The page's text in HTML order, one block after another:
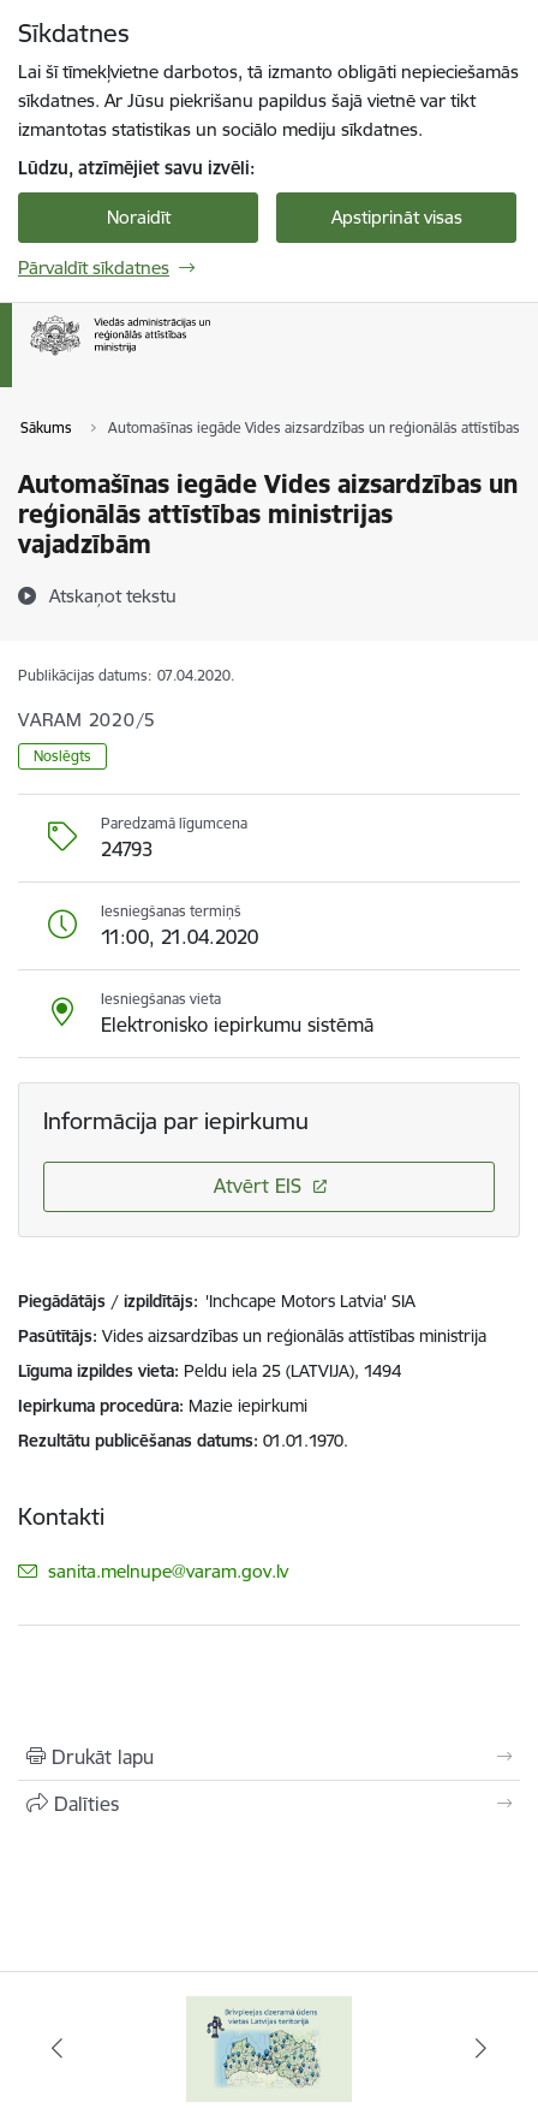
Sīkdatnes
Lai šī tīmekļvietne darbotos, tā izmanto obligāti nepieciešamās
sīkdatnes. Ar Jūsu piekrišanu papildus šajā vietnē var tikt
izmantotas statistikas un sociālo mediju sīkdatnes.
Lūdzu, atzīmējiet savu izvēli:
Noraidīt Apstiprināt visas
Pārvaldīt sīkdatnes
Sākums Automašīnas iegāde Vides aizsardzības un reģionālās attīstības
Automašīnas iegāde Vides aizsardzības un
reģionālās attīstības ministrijas
vajadzībām
Atskaņot tekstu
Publikācijas datums: 07.04.2020.
VARAM 2020/5
Noslēgts
Paredzamā līgumcena
24793
Iesniegšanas termiņš
11:00, 21.04.2020
Iesniegšanas vieta
Elektronisko iepirkumu sistēmā
Informācija par iepirkumu
Atvērt EIS
Piegādātājs / izpildītājs: 'Inchcape Motors Latvia' SIA
Pasūtītājs Vides aizsardzības un reģionālās attīstības ministrija
Līguma izpildes vieta Peldu iela 25 (LATVIJA), 1494
Iepirkuma procedūra Mazie iepirkumi
Rezultātu publicēšanas datums 01.01.1970.
Kontakti
E-pasts:
sanita.melnupe@varam.gov.lv
Drukāt lapu
Dalīties